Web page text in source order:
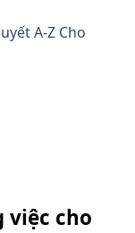
A-Z Cho
việc cho